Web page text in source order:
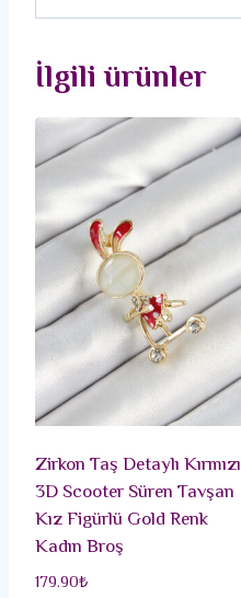
İlgili ürünler
Zirkon Taş Detaylı Kırmızı
3D Scooter Süren Tavşan
Kız Figürlü Gold Renk
Kadın Broş
179.90₺